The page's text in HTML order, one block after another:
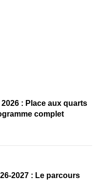
: Place aux quarts
complet
2027 : Le parcours